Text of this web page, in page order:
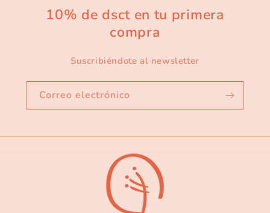
10% de dsct en tu primera
compra
Suscribiéndote al newsletter
Correo electrónico